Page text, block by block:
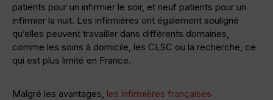
patients pour un infirmier le soir, et neuf patients pour un
infirmier la nuit. Les infirmières ont également souligné
qu’elles peuvent travailler dans différents domaines,
comme les soins à domicile, les CLSC ou la recherche, ce
qui est plus limité en France.
Malgré les avantages, les infirmières françaises